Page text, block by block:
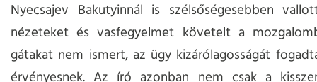
Nyecsajev Bakutyinnál is szélsőségesebben
nézeteket és vasfegyelmet követelt a
gátakat nem ismert, az ügy kizárólagosságát